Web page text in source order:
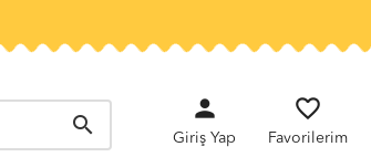
search
person
Giriş Yap
favorite_border
Favorilerim